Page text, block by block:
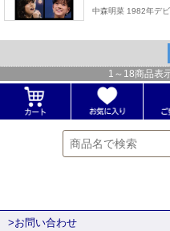
中森明菜 1982年デ
1 ～ 18商品表
>お問い合わせ